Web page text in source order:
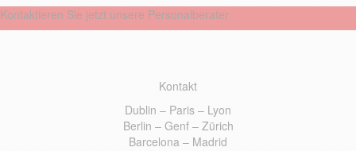
Kontaktieren Sie jetzt unsere Personalberater
Kontakt
Dublin – Paris – Lyon
Berlin – Genf – Zürich
Barcelona – Madrid